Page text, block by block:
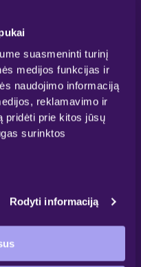
suasmeninti turinį
medijos funkcijas ir
naudojimo informaciją
reklamavimo ir
pridėti prie kitos jūsų
surinktos
Rodyti informaciją